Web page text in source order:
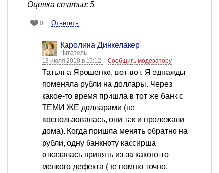
Оценка статьи: 5
0 Ответить
Каролина Динкелакер
Читатель
13 июля 2010 в 19:12
Сообщить модератору
Татьяна Ярошенко, вот-вот. Я однажды
поменяла рубли на доллары. Через
какое-то время пришла в тот же банк с
ТЕМИ ЖЕ долларами (не
воспользовалась, они так и пролежали
дома). Когда пришла менять обратно на
рубли, одну банкноту кассирша
отказалась принять из-за какого-то
мелкого дефекта (не помню точно,